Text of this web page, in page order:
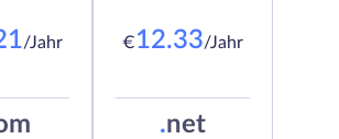
/Jahr €12.33/Jahr
.net